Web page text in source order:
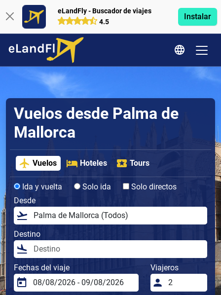
eLandFly - Buscador de viajes
4.5
Instalar
Vuelos desde Palma de
Mallorca
Vuelos Hoteles Tours
Ida y vuelta Solo ida
Solo directos
Desde
Destino
Fechas del viaje Viajeros